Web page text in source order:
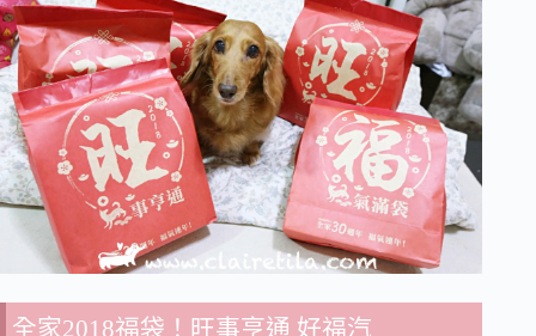
全家2018福袋！旺事亨通 好福汽